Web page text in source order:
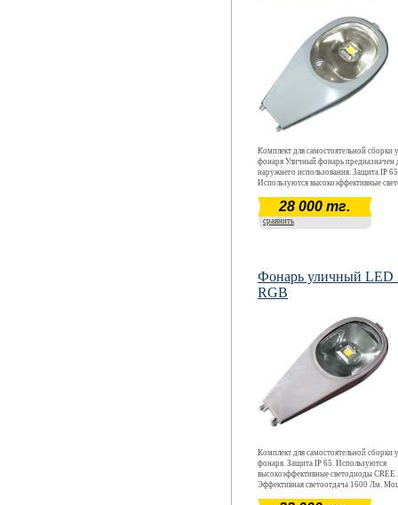
Комплект для самостоятельной сборки
фонаря Уличный фонарь предназначен
наружнего использования. Защита IP
Используются высокоэффективные
40 Вт. Цветовая температура 6000 К -
Срок окупаемости ~ 12 месяцев. Срок
эксплуатации более 5 лет.
28 000 тг.
сравнить
Фонарь уличный LED
RGB
Комплект для самостоятельной сборки
фонаря. Защита IP 65. Используются
высокоэффективные светодиоды CREE.
Эффективная светоотдача 1600 Лм.